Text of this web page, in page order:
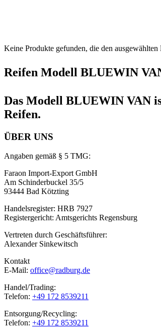
Keine Produkte gefunden, die den ausgewählten
Reifen Modell BLUEWIN
Das Modell BLUEWIN VAN
Reifen.
ÜBER UNS
Angaben gemäß § 5 TMG:
Faraon Import-Export GmbH
Am Schinderbuckel 35/5
93444 Bad Kötzting
Handelsregister: HRB 7927
Registergericht: Amtsgerichts Regensburg
Vertreten durch Geschäftsführer:
Alexander Sinkewitsch
Kontakt
E-Mail: office@radburg.de
Handel/Trading:
Telefon: +49 172 8539211
Entsorgung/Recycling:
Telefon: +49 172 8539211